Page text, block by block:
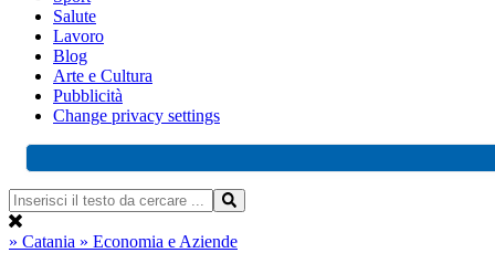
Salute
Lavoro
Blog
Arte e Cultura
Pubblicità
Change privacy settings
» Catania » Economia e Aziende